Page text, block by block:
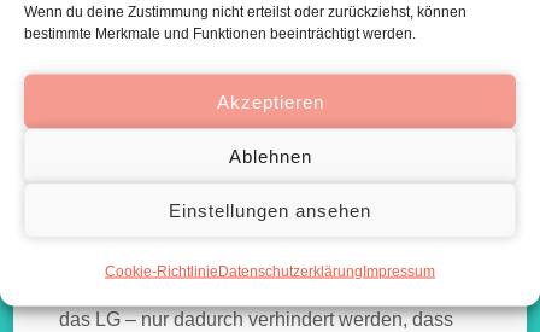
Wenn du deine Zustimmung nicht erteilst oder zurückziehst, können
bestimmte Merkmale und Funktionen beeinträchtigt werden.
Akzeptieren
Ablehnen
Einstellungen ansehen
Cookie-RichtlinieDatenschutzerklärungImpressum
Wichtiger Hinweis zu allen Links
Mit Urteil vom 12. Mai 1998 – 312 O 85/98 –
„Haftung für Links“ hat das Landgericht (LG)
Hamburg entschieden, dass man durch die
Seite ggf. mit zu verantworten hat. Dies kann – so
das LG – nur dadurch verhindert werden, dass